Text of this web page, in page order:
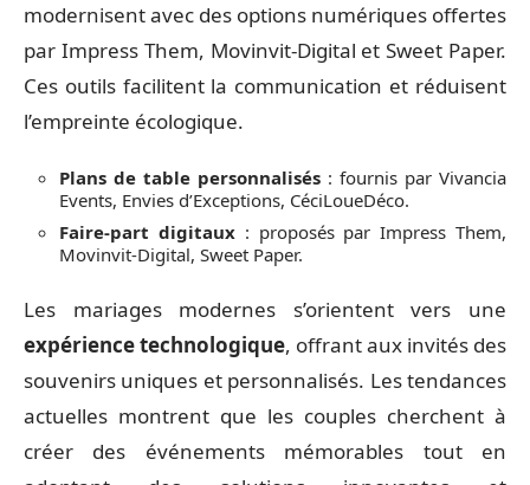
modernisent avec des options numériques offertes
par Impress Them, Movinvit-Digital et Sweet Paper.
Ces outils facilitent la communication et réduisent
l’empreinte écologique.
Plans de table personnalisés : fournis par Vivancia
Events, Envies d’Exceptions, CéciLoueDéco.
Faire-part digitaux: proposés par Impress Them,
Movinvit-Digital, Sweet Paper.
Les mariages modernes s’orientent vers une
expérience technologique, offrant aux invités des
souvenirs uniques et personnalisés. Les tendances
actuelles montrent que les couples cherchent à
créer des événements mémorables tout en